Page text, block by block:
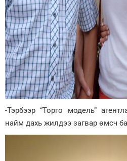
-Тэрбээр “Торго модель”
найм дахь жилдээ загвар өмсч